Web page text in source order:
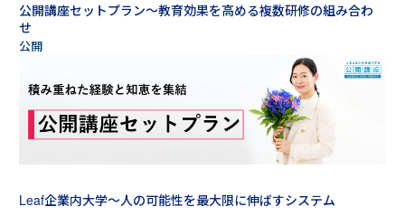
公開講座セットプラン～教育効果を高める複数研修の組み合わ
せ
Leaf企業内大学～人の可能性を最大限に伸ばすシステム